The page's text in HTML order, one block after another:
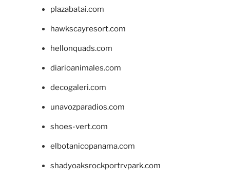
plazabatai.com
hawkscayresort.com
hellonquads.com
diarioanimales.com
decogaleri.com
unavozparadios.com
shoes-vert.com
elbotanicopanama.com
shadyoaksrockportrvpark.com